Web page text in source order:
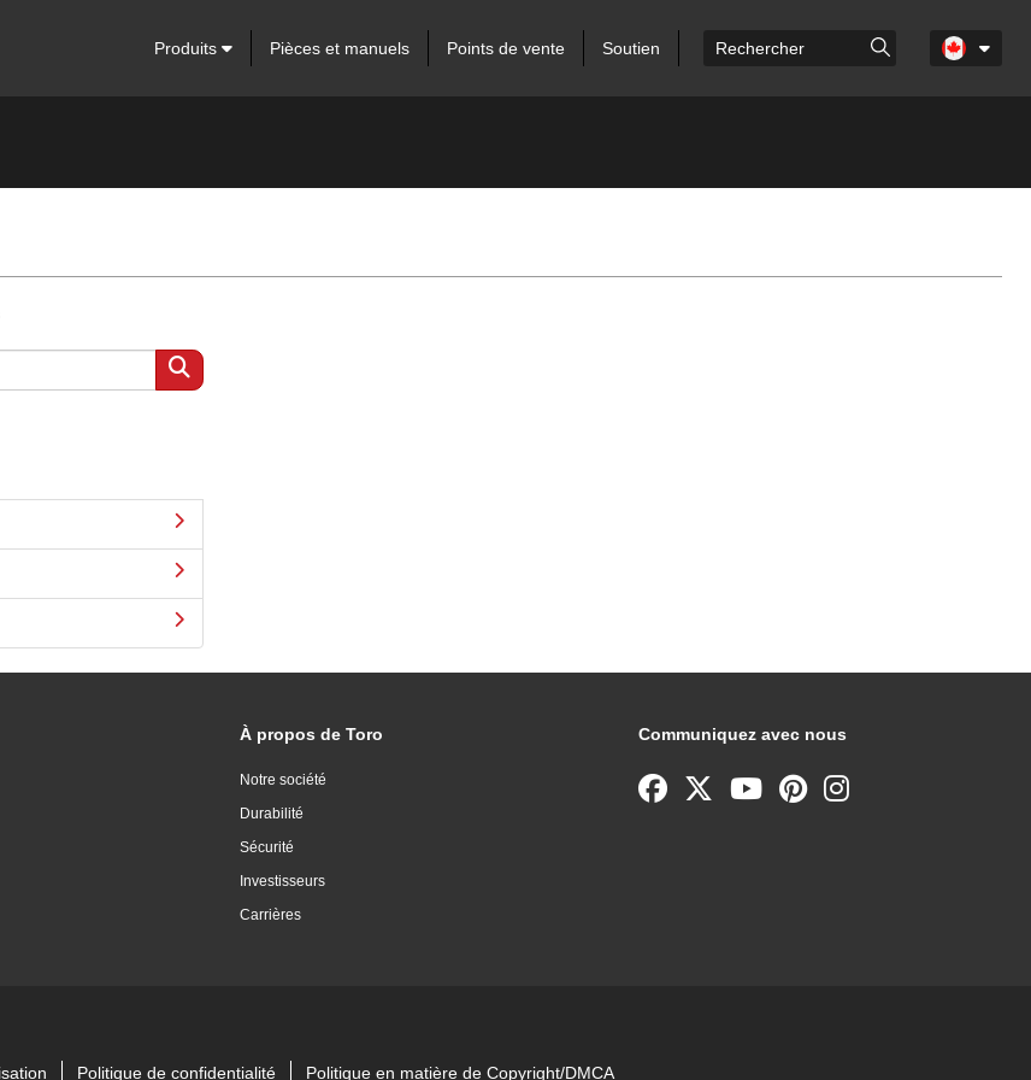
Produits Pièces et manuels Points de vente Soutien
À propos de Toro
Notre société
Durabilité
Sécurité
Investisseurs
Carrières
Communiquez avec nous
Politique de confidentialité Politique en matière de Copyright/DMCA